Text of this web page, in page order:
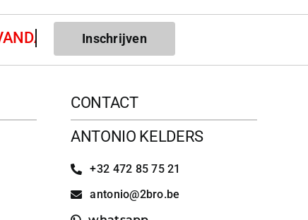
Inschrijven
CONTACT
ANTONIO KELDERS
+32 472 85 75 21
antonio@2bro.be